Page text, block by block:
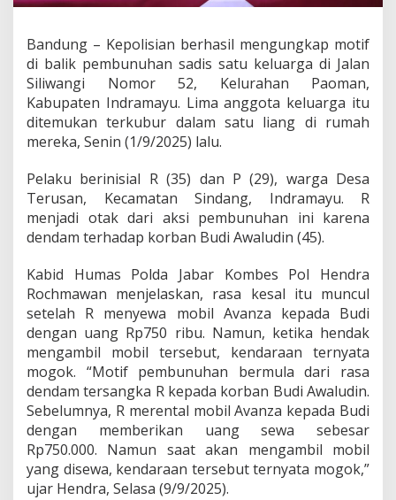
u
a
n
S
t
u
K
e
u
a
r
a
i
I
n
d
r
a
m
a
y
u
Bandung – Kepolisian berhasil mengungkap motif
di balik pembunuhan sadis satu keluarga di Jalan
Siliwangi Nomor 52, Kelurahan Paoman,
Kabupaten Indramayu. Lima anggota keluarga itu
ditemukan terkubur dalam satu liang di rumah
mereka, Senin (1/9/2025) lalu.
Pelaku berinisial R (35) dan P (29), warga Desa
Terusan, Kecamatan Sindang, Indramayu. R
menjadi otak dari aksi pembunuhan ini karena
dendam terhadap korban Budi Awaludin (45).
Kabid Humas Polda Jabar Kombes Pol Hendra
Rochmawan menjelaskan, rasa kesal itu muncul
setelah R menyewa mobil Avanza kepada Budi
dengan uang Rp750 ribu. Namun, ketika hendak
mengambil mobil tersebut, kendaraan ternyata
mogok. “Motif pembunuhan bermula dari rasa
dendam tersangka R kepada korban Budi Awaludin.
Sebelumnya, R merental mobil Avanza kepada Budi
dengan memberikan uang sewa sebesar
Rp750.000. Namun saat akan mengambil mobil
yang disewa, kendaraan tersebut ternyata mogok,”
ujar Hendra, Selasa (9/9/2025).